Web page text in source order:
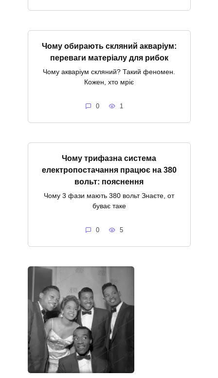
Чому обирають скляний акваріум:
переваги матеріалу для рибок
Чому акваріум скляний? Такий феномен.
Кожен, хто мріє
0 1
Чому трифазна система
електропостачання працює на 380
вольт: пояснення
Чому 3 фази мають 380 вольт Знаєте, от
буває таке
0 5